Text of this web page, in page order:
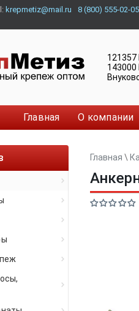
krepmetiz@mail.ru 8 (800) 555-02-05
121357
143000
Главная О компании
Главная \